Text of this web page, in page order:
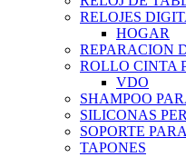
RELOJES
HOGAR
REPARACION
ROLLO CINTA
VDO
SHAMPOO
SILICONAS
SOPORTE
TAPONES